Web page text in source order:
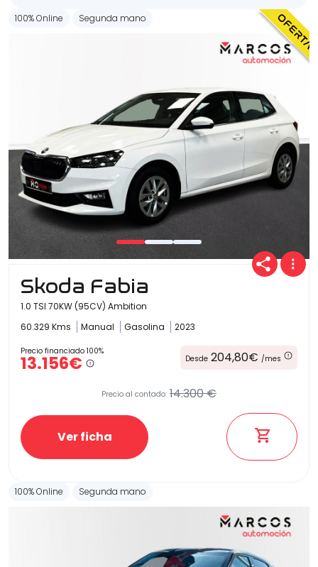
100% Online Segunda mano
Skoda Fabia
1.0 TSI 70KW (95CV) Ambition
60.329 Kms
Manual Gasolina 2023
Precio financiado 100%
13.156€ Desde 204,80€ /mes
Precio al contado: 14.300 €
Ver ficha
100% Online Segunda mano